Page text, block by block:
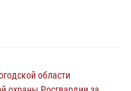
области